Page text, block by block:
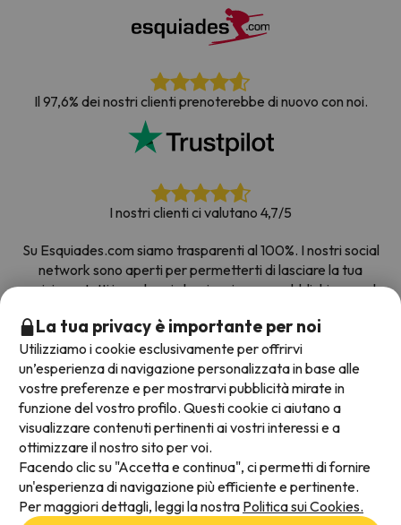
Il 97,6% dei nostri clienti prenoterebbe di nuovo con noi.
I nostri clienti ci valutano 4,7/5
Su Esquiades.com siamo trasparenti al 100%. I nostri social
network sono aperti per permetterti di lasciare la tua
opinione, tutti i sondaggi che riceviamo e pubblichiamo sul
Prenota con fiducia|Più di 700.000 persone hanno
prenotato la loro settimana bianca con Esquiades.com
Metodi di pagamento disponibili
La tua privacy è importante per noi
Utilizziamo i cookie esclusivamente per offrirvi
un’esperienza di navigazione personalizzata in base alle
vostre preferenze e per mostrarvi pubblicità mirate in
funzione del vostro profilo. Questi cookie ci aiutano a
visualizzare contenuti pertinenti ai vostri interessi e a
ottimizzare il nostro sito per voi.
Facendo clic su "Accetta e continua", ci permetti di fornire
un'esperienza di navigazione più efficiente e pertinente.
Per maggiori dettagli, leggi la nostra Politica sui Cookies.